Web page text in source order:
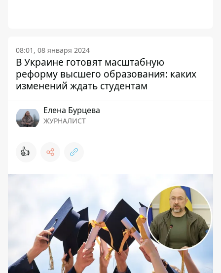
08:01, 08 января 2024
В Украине готовят масштабную
реформу высшего образования: каких
изменений ждать студентам
Елена Бурцева
ЖУРНАЛИСТ
👍